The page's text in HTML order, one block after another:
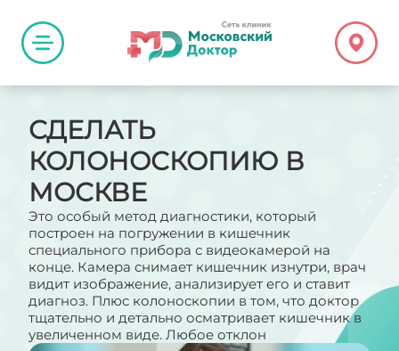
СДЕЛАТЬ
КОЛОНОСКОПИЮ В
МОСКВЕ
Это особый метод диагностики, который
построен на погружении в кишечник
специального прибора с видеокамерой на
конце. Камера снимает кишечник изнутри, врач
видит изображение, анализирует его и ставит
диагноз. Плюс колоноскопии в том, что доктор
тщательно и детально осматривает кишечник в
увеличенном виде. Любое отклон